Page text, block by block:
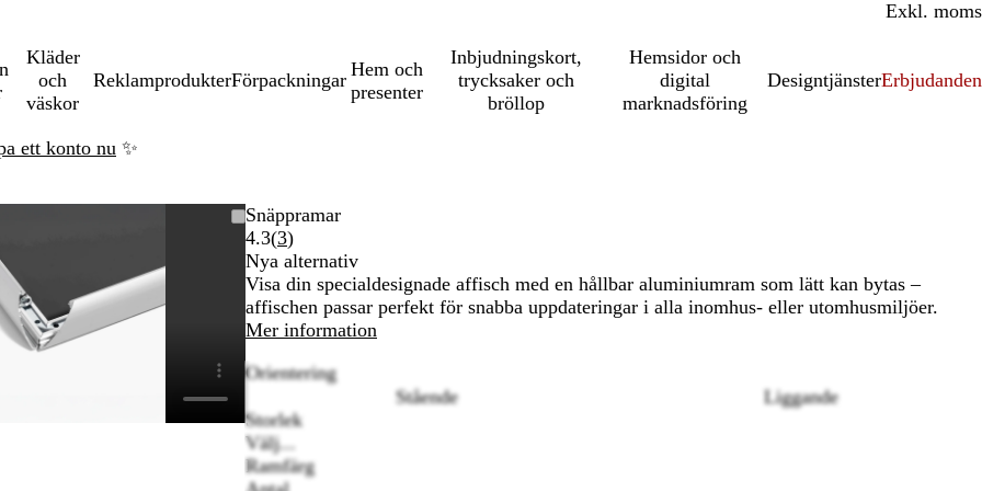
Inkl. moms
Exkl. moms
Kläder
och
väskor
ReklamprodukterFörpackningar
Hem och
presenter
Inbjudningskort,
trycksaker och
bröllop
Hemsidor och
digital
marknadsföring
DesigntjänsterErbjudanden
ett konto nu ✨
minustangenterna
för
att
zooma
Snäppramar
4.3(3Läs
3
recensioner
)
Nya alternativ
Visa din specialdesignade affisch med en hållbar aluminiumram som lätt kan bytas –
affischen passar perfekt för snabba uppdateringar i alla inomhus- eller utomhusmiljöer.
Mer information
Orientering
Stående
Liggande
Storlek
Välj...
Ramfärg